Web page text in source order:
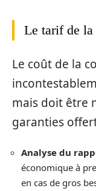
Le tarif de
Le coût de la
mais doit être
garanties
Analyse du
économique à
en cas de gros